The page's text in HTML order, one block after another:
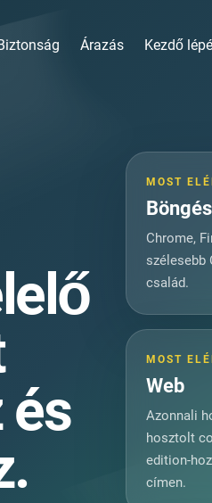
Árazás Kezdő
és
MOST
Chrome,
szélesebb
család.
MOST
Web
Azonnali
hosztolt
edition-
címen.